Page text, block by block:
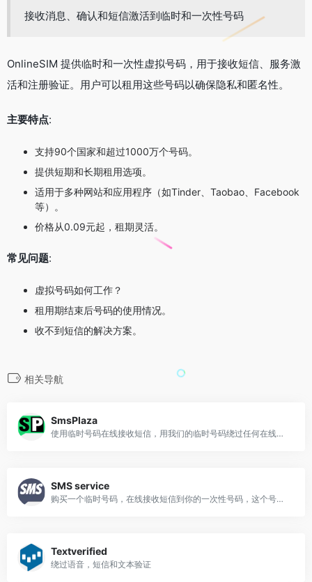
接收消息、确认和短信激活到临时和一次性号码
OnlineSIM 提供临时和一次性虚拟号码，用于接收短信、服务激
活和注册验证。用户可以租用这些号码以确保隐私和匿名性。
主要特点:
支持90个国家和超过1000万个号码。
提供短期和长期租用选项。
适用于多种网站和应用程序（如Tinder、Taobao、Facebook
等）。
价格从0.09元起，租期灵活。
常见问题:
虚拟号码如何工作？
租用期结束后号码的使用情况。
收不到短信的解决方案。
相关导航
SmsPlaza
使用临时号码在线接收短信，用我们的临时号码绕过任何在线短信验证
SMS service
购买一个临时号码，在线接收短信到你的一次性号码，这个号码免费发放20分钟用于接收短信，你只需为接收的信息付费
Textverified
绕过语音，短信和文本验证